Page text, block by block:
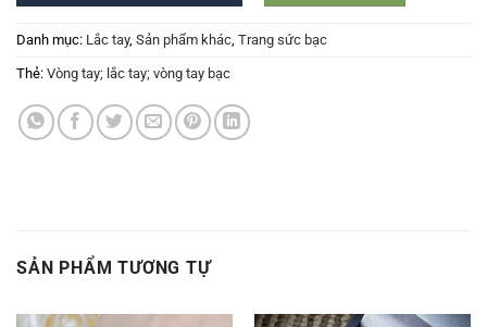
Danh mục: Lắc tay, Sản phẩm khác, Trang sức bạc
Thẻ: Vòng tay; lắc tay; vòng tay bạc
SẢN PHẨM TƯƠNG TỰ